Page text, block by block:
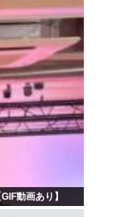
動画あり】